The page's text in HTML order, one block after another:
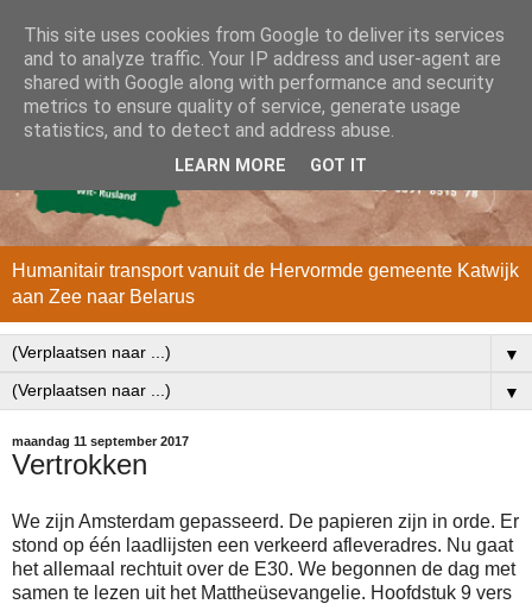
Humanitair transport vanuit de Hervormde gemeente Katwijk
aan Zee naar Belarus
▼
▼
maandag 11 september 2017
Vertrokken
We zijn Amsterdam gepasseerd. De papieren zijn in orde. Er
stond op één laadlijsten een verkeerd afleveradres. Nu gaat
het allemaal rechtuit over de E30. We begonnen de dag met
samen te lezen uit het Mattheüsevangelie. Hoofdstuk 9 vers
This site uses cookies from Google to deliver its services
and to analyze traffic. Your IP address and user-agent are
shared with Google along with performance and security
metrics to ensure quality of service, generate usage
statistics, and to detect and address abuse.
LEARN MORE GOT IT